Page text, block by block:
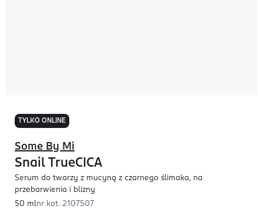
TYLKO ONLINE
Some By Mi
Snail TrueCICA
Serum do twarzy z mucyną z czarnego ślimaka, na
przebarwienia i blizny
50 mlnr kat. 2107507